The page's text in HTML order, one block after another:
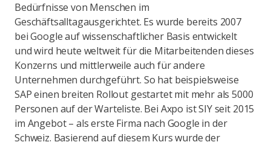
Bedürfnisse von Menschen im
Geschäftsalltagausgerichtet. Es wurde bereits 2007
bei Google auf wissenschaftlicher Basis entwickelt
und wird heute weltweit für die Mitarbeitenden dieses
Konzerns und mittlerweile auch für andere
Unternehmen durchgeführt. So hat beispielsweise
SAP einen breiten Rollout gestartet mit mehr als 5000
Personen auf der Warteliste. Bei Axpo ist SIY seit 2015
im Angebot – als erste Firma nach Google in der
Schweiz. Basierend auf diesem Kurs wurde der